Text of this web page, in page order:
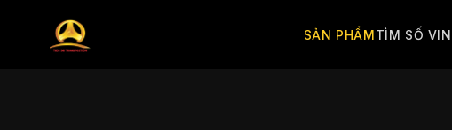
SẢN PHẨMTÌM SỐ VIN